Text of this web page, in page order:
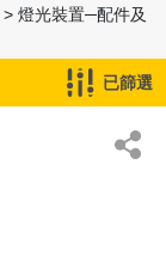
> 燈光裝置─配件及
已篩選